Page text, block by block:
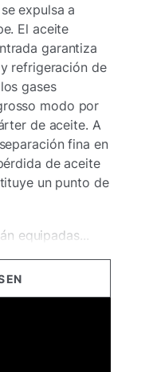
expulsa a
El aceite
garantiza
refrigeración de
gases
modo por
de aceite. A
fina en
de aceite
un punto de
equipadas...
EN